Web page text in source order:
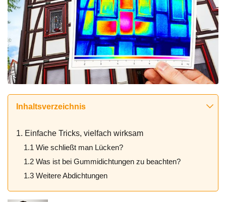
Inhaltsverzeichnis
1. Einfache Tricks, vielfach wirksam
1.1 Wie schließt man Lücken?
1.2 Was ist bei Gummidichtungen zu beachten?
1.3 Weitere Abdichtungen